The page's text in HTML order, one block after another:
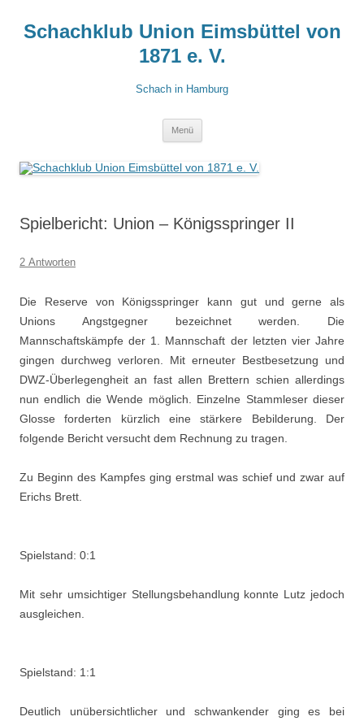
springen
Schachklub Union Eimsbüttel von
1871 e. V.
Schach in Hamburg
Menü
Spielbericht: Union – Königsspringer II
2 Antworten
Die Reserve von Königsspringer kann gut und gerne als
Unions Angstgegner bezeichnet werden. Die
Mannschaftskämpfe der 1. Mannschaft der letzten vier Jahre
gingen durchweg verloren. Mit erneuter Bestbesetzung und
DWZ-Überlegengheit an fast allen Brettern schien allerdings
nun endlich die Wende möglich. Einzelne Stammleser dieser
Glosse forderten kürzlich eine stärkere Bebilderung. Der
folgende Bericht versucht dem Rechnung zu tragen.
Zu Beginn des Kampfes ging erstmal was schief und zwar auf
Erichs Brett.
Spielstand: 0:1
Mit sehr umsichtiger Stellungsbehandlung konnte Lutz jedoch
ausgleichen.
Spielstand: 1:1
Deutlich unübersichtlicher und schwankender ging es bei